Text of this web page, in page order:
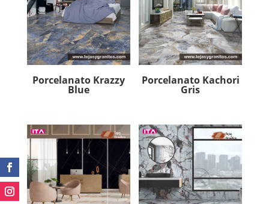
Porcelanato Krazzy
Blue
Porcelanato Kachori
Gris